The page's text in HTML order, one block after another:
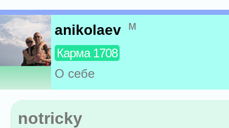
anikolaev м
Карма 1708
О себе
notricky